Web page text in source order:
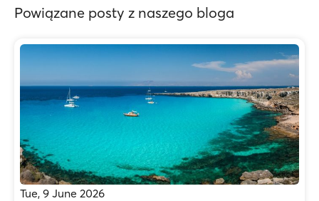
Powiązane posty z naszego bloga
Tue, 9 June 2026